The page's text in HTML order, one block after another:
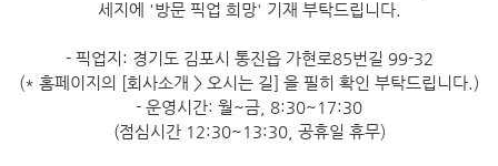
세지에 '방문 픽업 희망' 기재 부탁드립니다.
- 픽업지: 경기도 김포시 통진읍 가현로85번길 99-32
(* 홈페이지의 [회사소개 > 오시는 길] 을 필히 확인 부탁드립니다.)
- 운영시간: 월~금, 8:30~17:30
(점심시간 12:30~13:30, 공휴일 휴무)